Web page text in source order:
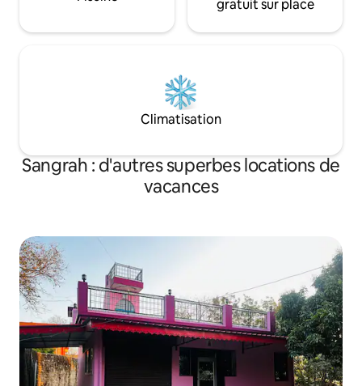
gratuit sur place
Climatisation
Sangrah : d'autres superbes locations de
vacances